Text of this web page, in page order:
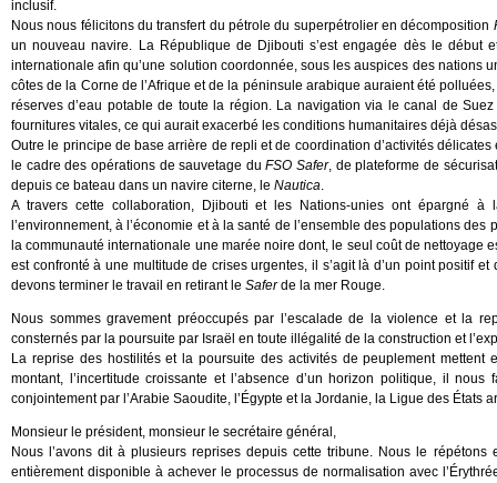
inclusif.
Nous nous félicitons du transfert du pétrole du superpétrolier en décomposition
un nouveau navire. La République de Djibouti s’est engagée dès le
internationale afin qu’une solution coordonnée, sous les auspices des nations
côtes de la Corne de l’Afrique et de la péninsule arabique auraient été
réserves d’eau potable de toute la région. La navigation via le canal de
fournitures vitales, ce qui aurait exacerbé les conditions humanitaires déjà
Outre le principe de base arrière de repli et de coordination d’activités
le cadre des opérations de sauvetage duFSO Safer, de plateforme de
depuis ce bateau dans un navire citerne, le Nautica.
A travers cette collaboration, Djibouti et les Nations-unies ont épargné à
l’environnement, à l’économie et à la santé de l’ensemble des populations
la communauté internationale une marée noire dont, le seul coût de nettoyage
est confronté à une multitude de crises urgentes, il s’agit là d’un point positif
devons terminer le travail en retirant le Saferde la mer Rouge.
Nous sommes gravement préoccupés par l’escalade de la violence et la
consternés par la poursuite par Israël en toute illégalité de la construction et
La reprise des hostilités et la poursuite des activités de peuplement
montant, l’incertitude croissante et l’absence d’un horizon politique, il
conjointement par l’Arabie Saoudite, l’Égypte et la Jordanie, la Ligue des États
Monsieur le président, monsieur le secrétaire général,
Nous l’avons dit à plusieurs reprises depuis cette tribune. Nous le
entièrement disponible à achever le processus de normalisation avec